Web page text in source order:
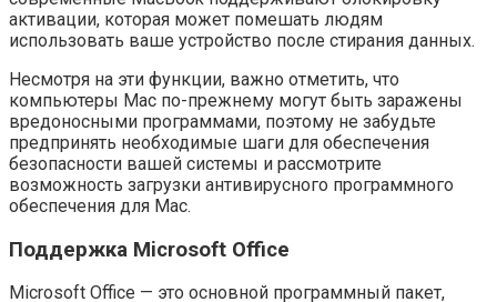
активации, которая может помешать людям
использовать ваше устройство после стирания данных.
Несмотря на эти функции, важно отметить, что
компьютеры Mac по-прежнему могут быть заражены
вредоносными программами, поэтому не забудьте
предпринять необходимые шаги для обеспечения
безопасности вашей системы и рассмотрите
возможность загрузки антивирусного программного
обеспечения для Mac.
Поддержка Microsoft Office
Microsoft Office — это основной программный пакет,